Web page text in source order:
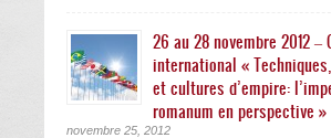
26 au 28 novembre 2012 –
international «
et cultures d’empire:
romanum en perspective »
novembre 25, 2012